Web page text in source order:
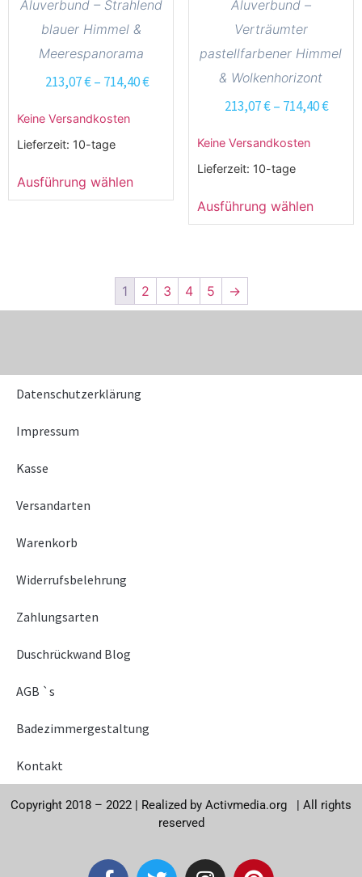
Aluverbund – Strahlend
blauer Himmel &
Meerespanorama
213,07€– 714,40€
Keine Versandkosten
Lieferzeit: 10-tage
Ausführung wählen
Aluverbund –
Verträumter
pastellfarbener Himmel
& Wolkenhorizont
213,07€– 714,40€
Keine Versandkosten
Lieferzeit: 10-tage
Ausführung wählen
1 2 3 4 5 →
Datenschutzerklärung
Impressum
Kasse
Versandarten
Warenkorb
Widerrufsbelehrung
Zahlungsarten
Duschrückwand Blog
AGB `s
Badezimmergestaltung
Kontakt
Copyright 2018 – 2022 | Realized by Activmedia.org | All rights
reserved